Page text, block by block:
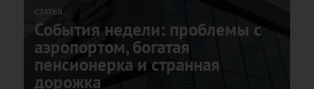
СТАТЬЯ
События недели: проблемы с
аэропортом, богатая
пенсионерка и странная
дорожка